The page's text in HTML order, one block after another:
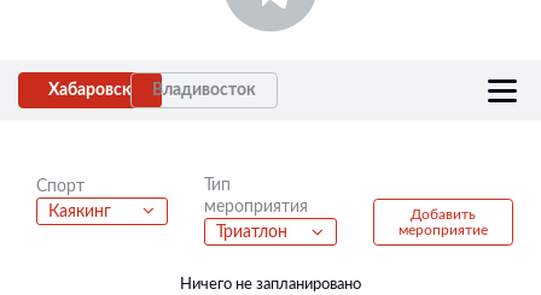
Хабаровск Владивосток
Спорт
Каякинг
Тип
мероприятия
Триатлон
Добавить
мероприятие
Ничего не запланировано